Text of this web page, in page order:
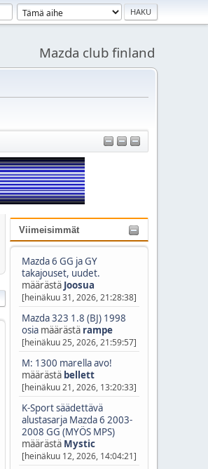
Mazda club finland
Viimeisimmät
Mazda 6 GG ja GY
takajouset, uudet.
määrästä Joosua
[heinäkuu 31, 2026, 21:28:38]
Mazda 323 1.8 (BJ) 1998
osiamäärästä rampe
[heinäkuu 25, 2026, 21:59:57]
M: 1300 marella avo!
määrästä bellett
[heinäkuu 21, 2026, 13:20:33]
K-Sport säädettävä
alustasarja Mazda 6 2003-
2008 GG (MYÖS MPS)
määrästä Mystic
[heinäkuu 12, 2026, 14:04:21]